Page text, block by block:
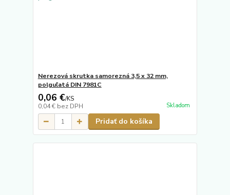
Nerezová skrutka samorezná 3,5 x 32 mm,
polguľatá DIN 7981C
0,06 €/KS
0,04 € bez DPH Skladom
Pridať do košíka